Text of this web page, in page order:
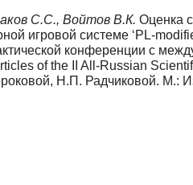
С.С., Войтов В.К. Оценка
игровой системе ‘PL-
конференции с
of the II All-Russian
Н.П. Радчиковой.